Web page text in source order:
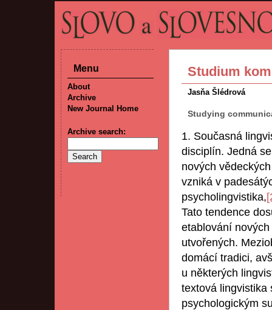
Studium
Jasňa Šlédrová
Studying
1. Současná
disciplín. Jedná
nových
vzniká v
psycholingvistika,
Tato tendence
etablování
utvořených.
domácí tradici,
u některých
textová lingvistika
psychologickým
Menu
About
Archive
New Journal Home
Archive search: